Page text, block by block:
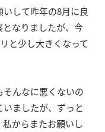
して昨年の8月に良
なりましたが、今
と少し大きくなって
んなに悪くないの
ましたが、ずっと
からまたお願いし